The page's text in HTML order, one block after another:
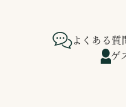
よくある質
ゲ